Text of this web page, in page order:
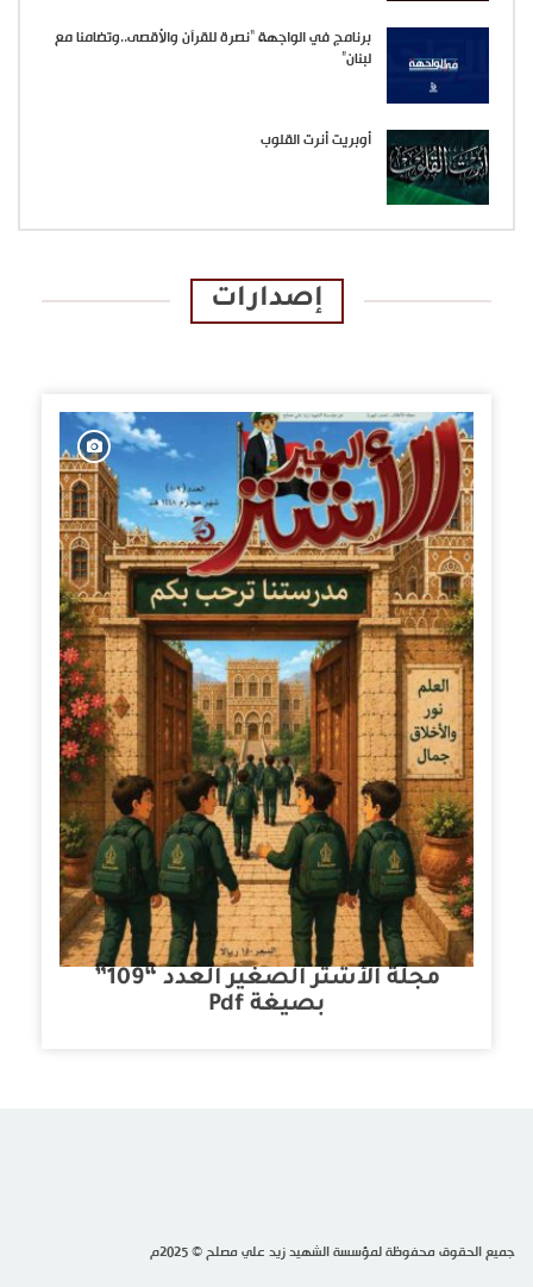
برنامج في الواجهة “نصرة للقرآن والأقصى..وتضامنا مع
لبنان”
أوبريت أنرت القلوب
إصدارات
مجلة الأشتر الصغير العدد “109”
بصيغة Pdf
جميع الحقوق محفوظة لمؤسسة الشهيد زيد علي مصلح © 2025م